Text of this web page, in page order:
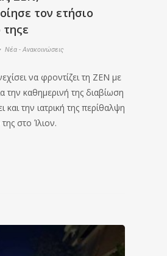
τον ετήσιο
Νέα - Ανακοινώσεις
να φροντίζει τη ΖΕΝ με
την καθημερινή της διαβίωση
και την ιατρική της περίθαλψη
στο Ίλιον.